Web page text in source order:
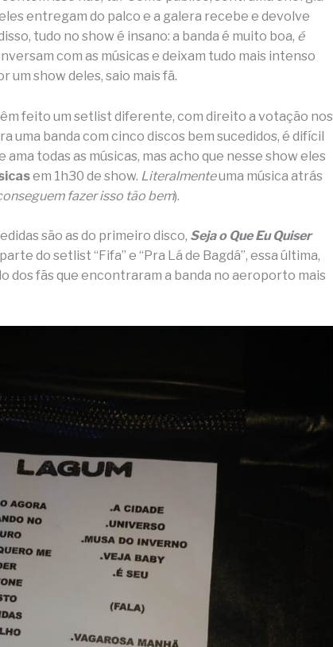
entregam do palco e a galera recebe e devolve
tudo no show é insano: a banda é muito boa, é
com as músicas e deixam tudo mais intenso
um show deles, saio mais fã.
feito um setlist diferente, com direito a votação nos
uma banda com cinco discos bem sucedidos, é difícil
ama todas as músicas, mas acho que nesse show eles
em 1h30 de show. Literalmenteuma música atrás
fazer isso tão bem).
são as do primeiro disco, Seja o Que Eu Quiser
do setlist “Fifa” e “Pra Lá de Bagdá”, essa última,
dos fãs que encontraram a banda no aeroporto mais